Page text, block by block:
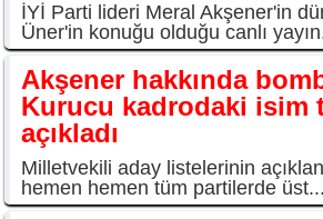
İYİ Parti lideri Meral Akşener'in
Üner'in konuğu olduğu canlı
Akşener hakkında
Kurucu kadrodaki isim
açıkladı
Milletvekili aday listelerinin
hemen hemen tüm partilerde üst...